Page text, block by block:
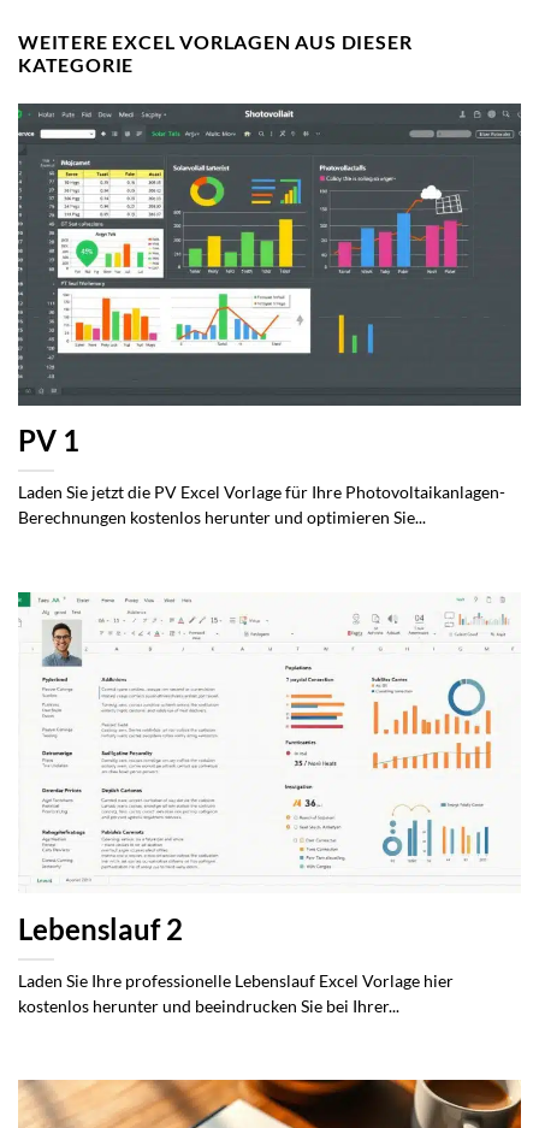
WEITERE EXCEL VORLAGEN AUS DIESER
KATEGORIE
PV 1
Laden Sie jetzt die PV Excel Vorlage für Ihre Photovoltaikanlagen-
Berechnungen kostenlos herunter und optimieren Sie...
Lebenslauf 2
Laden Sie Ihre professionelle Lebenslauf Excel Vorlage hier
kostenlos herunter und beeindrucken Sie bei Ihrer...